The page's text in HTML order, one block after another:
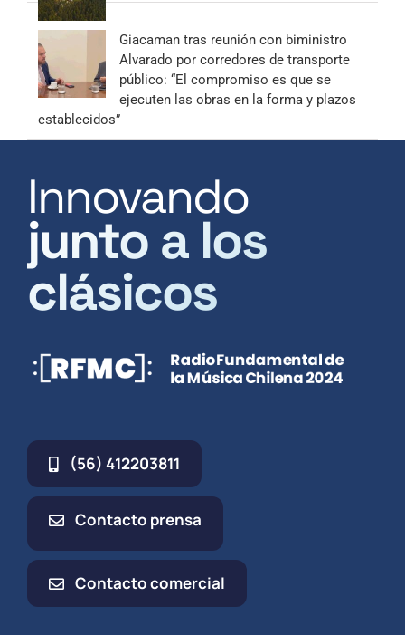
Giacaman tras reunión con biministro
Alvarado por corredores de transporte
público: “El compromiso es que se
ejecuten las obras en la forma y plazos
establecidos”
Innovando
junto a los
clásicos
(56) 412203811
Contacto prensa
Contacto comercial